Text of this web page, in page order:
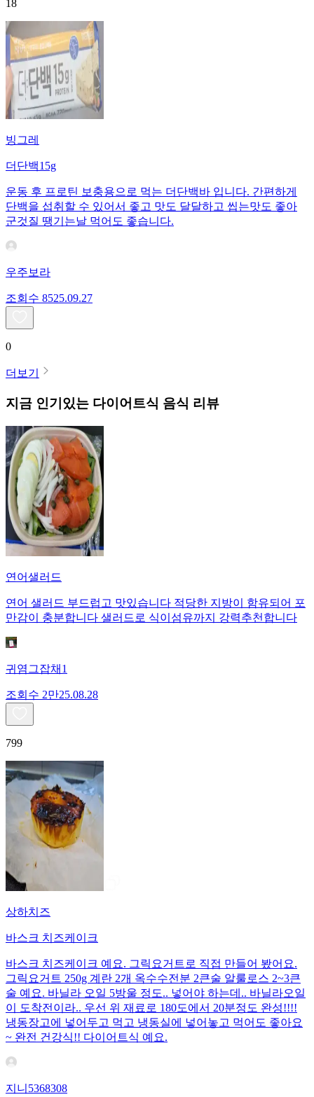
18
빙그레
더단백15g
운동 후 프로틴 보충용으로 먹는 더단백바 입니다. 간편하게
단백을 섭취할 수 있어서 좋고 맛도 달달하고 씹는맛도 좋아
군것질 땡기는날 먹어도 좋습니다.
우주보라
조회수 8525.09.27
0
더보기
지금 인기있는 다이어트식 음식 리뷰
연어샐러드
연어 샐러드 부드럽고 맛있습니다 적당한 지방이 함유되어 포
만감이 충분합니다 샐러드로 식이섬유까지 강력추천합니다
귀염그잡채1
조회수 2만25.08.28
799
상하치즈
바스크 치즈케이크
바스크 치즈케이크 예요. 그릭요거트로 직접 만들어 봤어요.
그릭요거트 250g 계란 2개 옥수수전분 2큰술 알룰로스 2~3큰
술 예요. 바닐라 오일 5방울 정도.. 넣어야 하는데.. 바닐라오일
이 도착전이라.. 우선 위 재료로 180도에서 20분정도 완성!!!!
냉동장고에 넣어두고 먹고 냉동실에 넣어놓고 먹어도 좋아요
~ 완전 건강식!! 다이어트식 예요.
지니5368308